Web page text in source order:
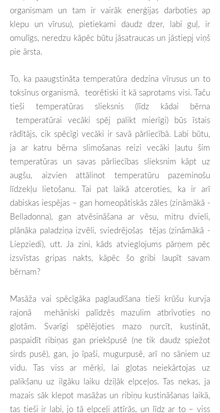
organismam un tam ir vairāk enerģijas darboties ap
klepu un vīrusu), pietiekami daudz dzer, labi guļ, ir
omulīgs, neredzu kāpēc būtu jāsatraucas un jāstiepj viņš
pie ārsta.
To, ka paaugstināta temperatūra dedzina vīrusus un to
toksīnus organismā, teorētiski it kā saprotams visi. Taču
tieši temperatūras slieksnis (līdz kādai bērna
temperatūrai vecāki spēj palikt mierīgi) būs īstais
rādītājs, cik spēcīgi vecāki ir savā pārliecībā. Labi būtu,
ja ar katru bērna slimošanas reizi vecāki ļautu šim
temperatūras un savas pārliecības slieksnim kāpt uz
augšu, aizvien attālinot temperatūru pazeminošu
līdzekļu lietošanu. Tai pat laikā atceroties, ka ir arī
dabiskas iespējas – gan homeopātiskās zāles (zināmākā -
Belladonna), gan atvēsināšana ar vēsu, mitru dvieli,
plānāka paladziņa izvēli, sviedrējošas tējas (zināmākā -
Liepziedi), utt. Ja zini, kāds atvieglojums pārņem pēc
izsvīstas gripas nakts, kāpēc šo gribi laupīt savam
bērnam?
Masāža vai spēcīgāka paglaudīšana tieši krūšu kurvja
rajonā mehāniski palīdzēs mazulim atbrīvoties no
gļotām. Svarīgi spēlējoties mazo ņurcīt, kustināt,
paspaidīt ribiņas gan priekšpusē (ne tik daudz spiežot
sirds pusē), gan, jo īpaši, mugurpusē, arī no sāniem uz
vidu. Tas viss ar mērķi, lai gļotas neiekārtojas uz
palikšanu uz ilgāku laiku dziļāk elpceļos. Tas nekas, ja
mazais sāk klepot masāžas un ribiņu kustināšanas laikā,
tas tieši ir labi, jo tā elpceļi attīrās, un līdz ar to – viss